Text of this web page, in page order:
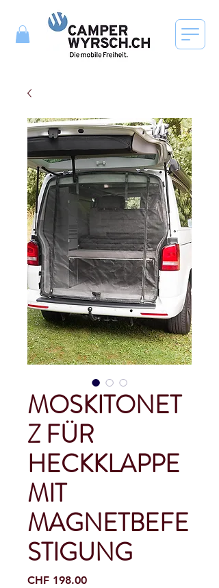
MOSKITONET
Z FÜR
HECKKLAPPE
MIT
MAGNETBEFE
STIGUNG
CHF 198.00Preis